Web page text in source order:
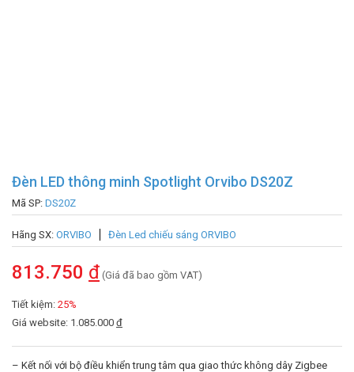
Đèn LED thông minh Spotlight Orvibo DS20Z
Mã SP: DS20Z
Hãng SX: ORVIBO Đèn Led chiếu sáng ORVIBO
813.750 đ (Giá đã bao gồm VAT)
Tiết kiệm: 25%
Giá website: 1.085.000 đ
– Kết nối với bộ điều khiển trung tâm qua giao thức không dây Zigbee